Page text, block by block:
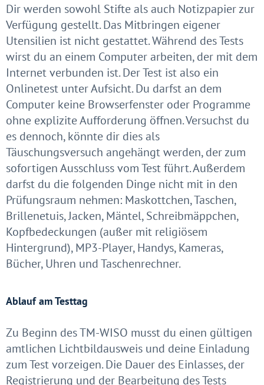
Dir werden sowohl Stifte als auch Notizpapier zur
Verfügung gestellt. Das Mitbringen eigener
Utensilien ist nicht gestattet. Während des Tests
wirst du an einem Computer arbeiten, der mit dem
Internet verbunden ist. Der Test ist also ein
Onlinetest unter Aufsicht. Du darfst an dem
Computer keine Browserfenster oder Programme
ohne explizite Aufforderung öffnen. Versuchst du
es dennoch, könnte dir dies als
Täuschungsversuch angehängt werden, der zum
sofortigen Ausschluss vom Test führt. Außerdem
darfst du die folgenden Dinge nicht mit in den
Prüfungsraum nehmen: Maskottchen, Taschen,
Brillenetuis, Jacken, Mäntel, Schreibmäppchen,
Kopfbedeckungen (außer mit religiösem
Hintergrund), MP3-Player, Handys, Kameras,
Bücher, Uhren und Taschenrechner.
Ablauf am Testtag
Zu Beginn des TM-WISO musst du einen gültigen
amtlichen Lichtbildausweis und deine Einladung
zum Test vorzeigen. Die Dauer des Einlasses, der
Registrierung und der Bearbeitung des Tests